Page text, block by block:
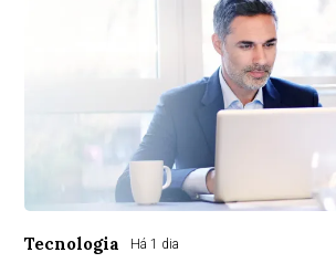
Tecnologia Há 1 dia